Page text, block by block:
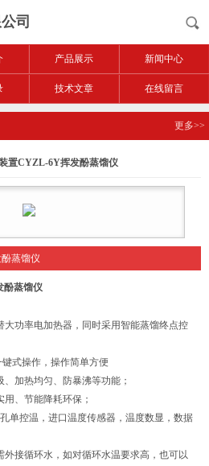
司
产品展示 新闻中心
技术文章 在线留言
更多>>
置CYZL-6Y挥发酚蒸馏仪
蒸馏仪
酚蒸馏仪
大功率电加热器，同时采用智能蒸馏终点控
式操作，操作简单方便
、加热均匀、防暴沸等功能；
用、节能降耗环保；
单控温，进口温度传感器，温度数显，数据
外接循环水，如对循环水温要求高，也可以